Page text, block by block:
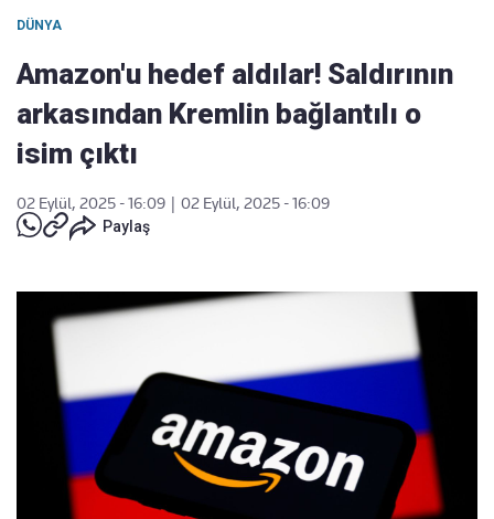
DÜNYA
Amazon'u hedef aldılar! Saldırının
arkasından Kremlin bağlantılı o
isim çıktı
02 Eylül, 2025 - 16:09
02 Eylül, 2025 - 16:09
Paylaş